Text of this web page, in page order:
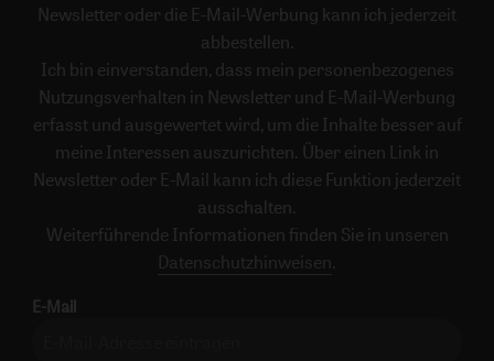
Newsletter oder die E-Mail-Werbung kann ich jederzeit
abbestellen.
Ich bin einverstanden, dass mein personenbezogenes
Nutzungsverhalten in Newsletter und E-Mail-Werbung
erfasst und ausgewertet wird, um die Inhalte besser auf
meine Interessen auszurichten. Über einen Link in
Newsletter oder E-Mail kann ich diese Funktion jederzeit
ausschalten.
Weiterführende Informationen finden Sie in unseren
Datenschutzhinweisen .
E-Mail